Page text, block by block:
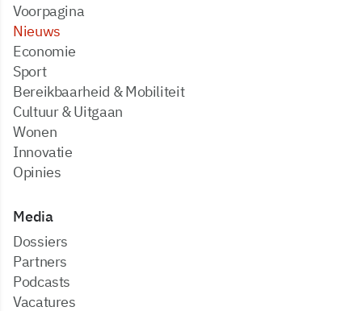
Voorpagina
Nieuws
Economie
Sport
Bereikbaarheid & Mobiliteit
Cultuur & Uitgaan
Wonen
Innovatie
Opinies
Media
dossiers
partners
podcasts
vacatures